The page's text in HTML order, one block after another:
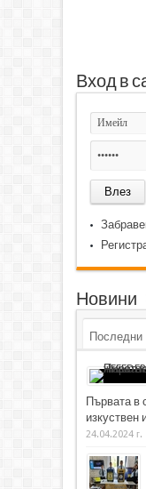
Вход в
Новини
Последни
Първата в
изкуствен
24.04.2024 г.